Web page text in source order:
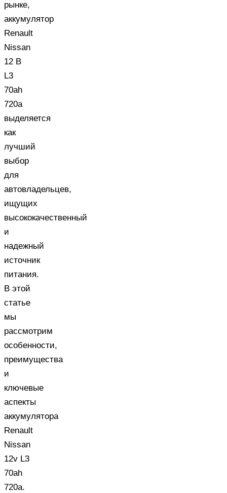
рынке,
аккумулятор
Renault
Nissan
12 В
L3
70ah
720a
выделяется
как
лучший
выбор
для
автовладельцев,
ищущих
высококачественный
и
надежный
источник
питания.
В этой
статье
мы
рассмотрим
особенности,
преимущества
и
ключевые
аспекты
аккумулятора
Renault
Nissan
12v L3
70ah
720a.